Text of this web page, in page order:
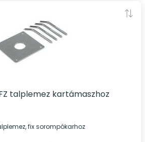
talplemez kartámaszhoz
fix sorompókarhoz